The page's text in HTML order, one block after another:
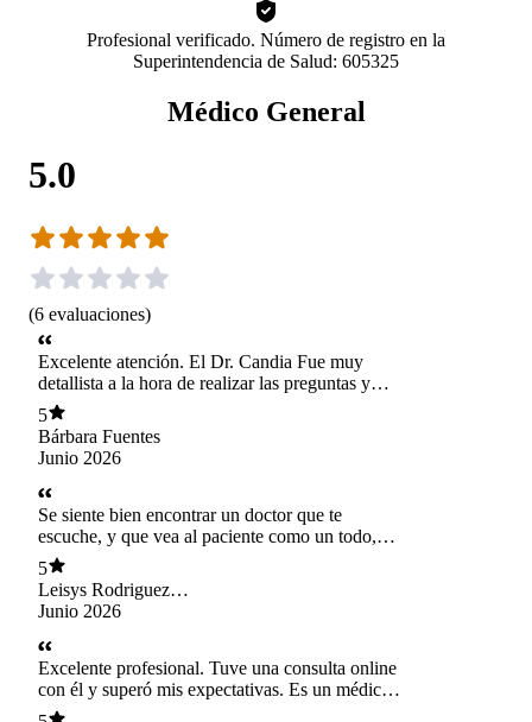
Profesional verificado. Número de registro en la
Superintendencia de Salud: 605325
Médico General
5.0
(6 evaluaciones)
Excelente atención. El Dr. Candia Fue muy
detallista a la hora de realizar las preguntas y
respectiva evaluación. Me sentí cómoda, y
quedé muy conforme con la atención, que
aunque es on line, el trato y cercanía del Dr.
Candia, hizo que esto fuera un mero detalle. Lo
recomiendo sin dudas.
5
Bárbara Fuentes
Junio 2026
Se siente bien encontrar un doctor que te
escuche, y que vea al paciente como un todo,
definitivamente se convertirá en mi médico de
cabecera.
5
Leisys Rodriguez
Llama
Junio 2026
Excelente profesional. Tuve una consulta online
con él y superó mis expectativas. Es un médico
sumamente dedicado, que se toma el tiempo